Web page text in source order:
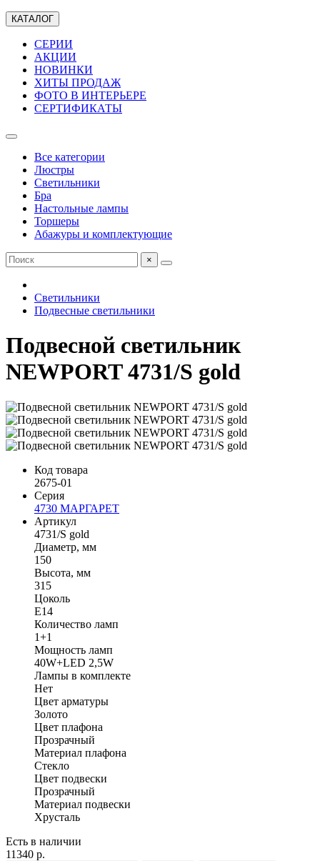
КАТАЛОГ
СЕРИИ
АКЦИИ
НОВИНКИ
ХИТЫ ПРОДАЖ
ФОТО В ИНТЕРЬЕРЕ
СЕРТИФИКАТЫ
Все категории
Люстры
Светильники
Бра
Настольные лампы
Торшеры
Абажуры и комплектующие
×
Светильники
Подвесные светильники
Подвесной светильник
NEWPORT 4731/S gold
Код товара
2675-01
Серия
4730 МАРГАРЕТ
Артикул
4731/S gold
Диаметр, мм
150
Высота, мм
315
Цоколь
E14
Количество ламп
1+1
Мощность ламп
40W+LED 2,5W
Лампы в комплекте
Нет
Цвет арматуры
Золото
Цвет плафона
Прозрачный
Материал плафона
Стекло
Цвет подвески
Прозрачный
Материал подвески
Хрусталь
Есть в наличии
11340 р.